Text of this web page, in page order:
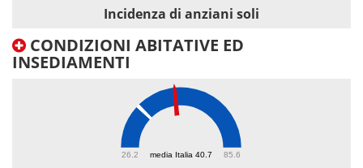
Incidenza di anziani soli
CONDIZIONI ABITATIVE ED
INSEDIAMENTI
media Italia 40.7
26.2 85.6